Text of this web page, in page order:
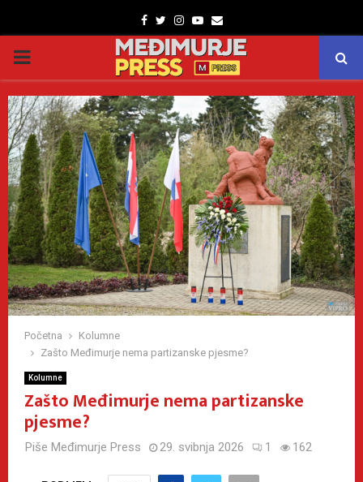
Facebook
TwitterInstagram
Youtube
Email
PRIMARY
MENU
Početna
Kolumne
Zašto Međimurje nema partizanske pjesme?
Kolumne
Zašto Međimurje nema partizanske
pjesme?
Piše Međimurje Press 29. svibnja 2026 1 162